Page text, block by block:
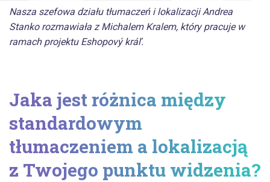
Nasza szefowa działu tłumaczeń i lokalizacji Andrea
Stanko rozmawiała z Michalem Kralem, który pracuje w
ramach projektu Eshopový kráľ.
Jaka jest różnica między
standardowym
tłumaczeniem a lokalizacją
z Twojego punktu widzenia?